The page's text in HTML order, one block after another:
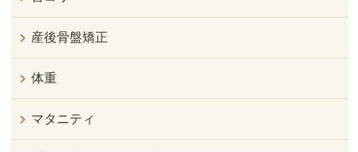
産後骨盤矯正
体重
マタニティ